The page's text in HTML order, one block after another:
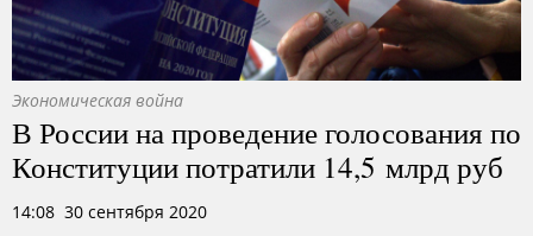
Экономическая война
В России на проведение голосования по
Конституции потратили 14,5 млрд руб
14:08 30 сентября 2020